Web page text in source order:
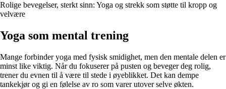
Rolige bevegelser, sterkt sinn: Yoga og strekk som støtte til kropp og
velvære
Yoga som mental trening
Mange forbinder yoga med fysisk smidighet, men den mentale delen er
minst like viktig. Når du fokuserer på pusten og beveger deg rolig,
trener du evnen til å være til stede i øyeblikket. Det kan dempe
tankekjør og gi en følelse av ro som varer utover selve økten.